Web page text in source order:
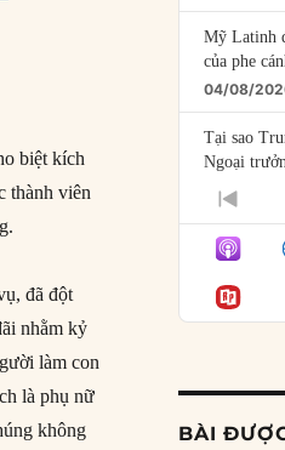
biệt kích
thành viên
đã đột
nhằm kỷ
làm con
là phụ nữ
không
Mỹ Latinh
của phe
04/08/
Tại sao
Ngoại
04/08/2026
Điểm mù
Dương
03/08/2026
rủi ro
BÀI